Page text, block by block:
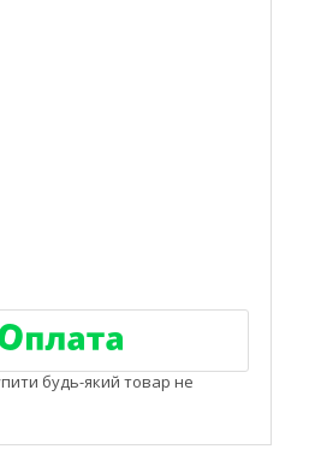
будь-який товар не